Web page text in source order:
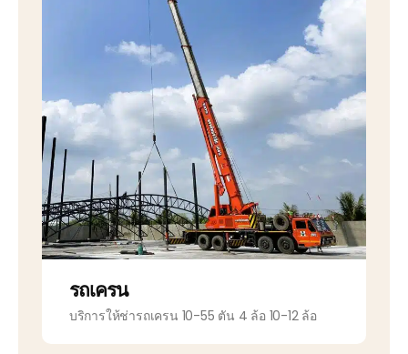
รถเครน
บริการให้ช่ารถเครน 10-55 ตัน 4 ล้อ 10-12 ล้อ